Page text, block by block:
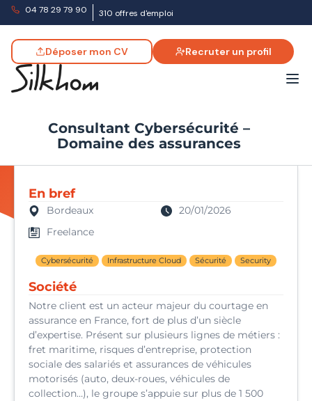
04 78 29 79 90 310 offres d'emploi
Déposer mon CV Recruter un profil
Consultant Cybersécurité –
Domaine des assurances
En bref
Bordeaux
Freelance
20/01/2026
Cybersécurité Infrastructure Cloud Sécurité Security
Société
Notre client est un acteur majeur du courtage en
assurance en France, fort de plus d’un siècle
d’expertise. Présent sur plusieurs lignes de métiers :
fret maritime, risques d’entreprise, protection
sociale des salariés et assurances de véhicules
motorisés (auto, deux-roues, véhicules de
collection…), le groupe s’appuie sur plus de 1 500